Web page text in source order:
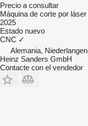
Precio a consultar
Máquina de corte por láser
2025
Estado nuevo
CNC ✓
Alemania, Niederlangen
Heinz Sanders GmbH
Contacte con el vendedor